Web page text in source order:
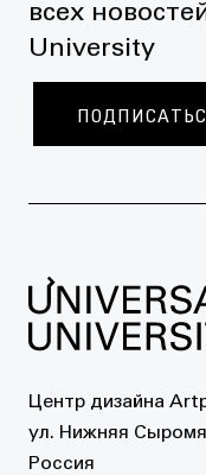
всех
University
Центр дизайна
ул. Нижняя
Россия